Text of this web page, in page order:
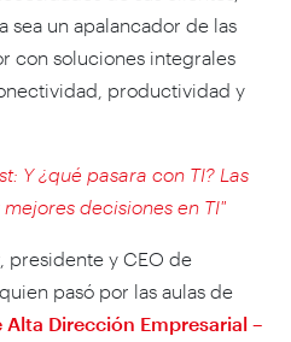
sea un apalancador de las
con soluciones integrales
productividad y
Y ¿qué pasara con TI? Las
decisiones en TI"
presidente y CEO de
pasó por las aulas de
Alta Dirección Empresarial –